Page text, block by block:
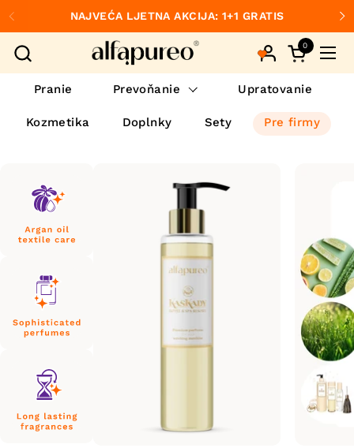
Preskočiť na obsah
Predchádzajúce
NAJVEĆA LJETNA AKCIJA: 1+1 GRATIS
Otvorte
0
Pranie Prevoňanie Upratovanie
Kozmetika Doplnky Sety Pre firmy